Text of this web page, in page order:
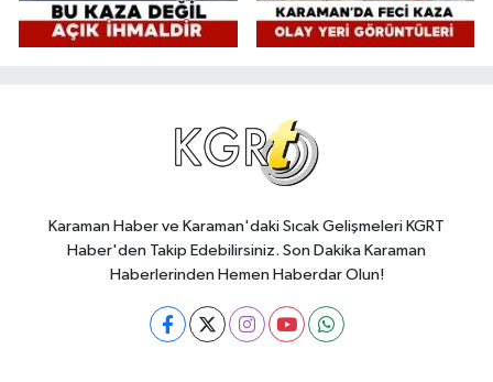
Karaman Haber ve Karaman'daki Sıcak Gelişmeleri KGRT
Haber'den Takip Edebilirsiniz. Son Dakika Karaman
Haberlerinden Hemen Haberdar Olun!